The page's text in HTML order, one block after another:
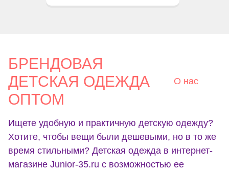
БРЕНДОВАЯ
ДЕТСКАЯ ОДЕЖДА
ОПТОМ
О нас
Ищете удобную и практичную детскую одежду?
Хотите, чтобы вещи были дешевыми, но в то же
время стильными? Детская одежда в интернет-
магазине Junior-35.ru с возможностью ее